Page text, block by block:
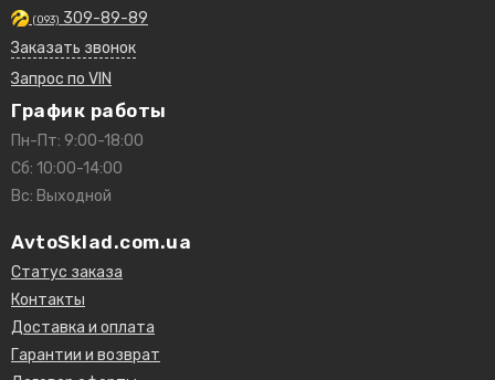
(093) 309-89-89
Заказать звонок
Запрос по VIN
График работы
Пн-Пт: 9:00-18:00
Сб: 10:00-14:00
Вс: Выходной
AvtoSklad.com.ua
Статус заказа
Контакты
Доставка и оплата
Гарантии и возврат